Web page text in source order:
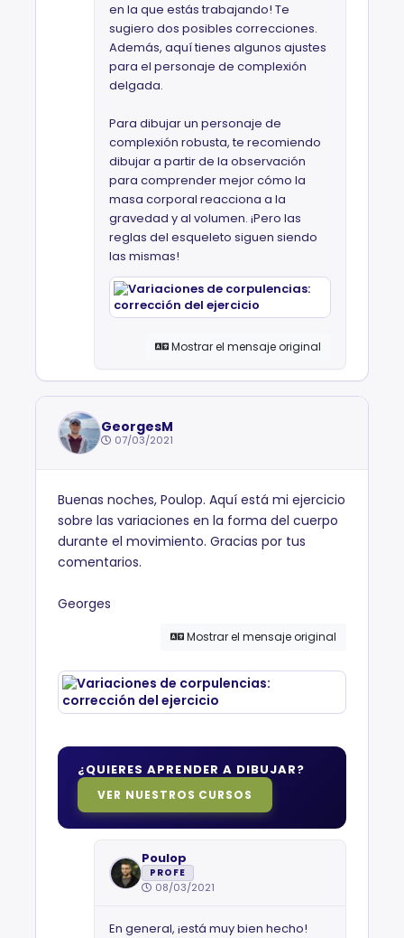
en la que estás trabajando! Te
sugiero dos posibles correcciones.
Además, aquí tienes algunos ajustes
para el personaje de complexión
delgada.
Para dibujar un personaje de
complexión robusta, te recomiendo
dibujar a partir de la observación
para comprender mejor cómo la
masa corporal reacciona a la
gravedad y al volumen. ¡Pero las
reglas del esqueleto siguen siendo
las mismas!
Mostrar el mensaje original
GeorgesM
07/03/2021
Buenas noches, Poulop. Aquí está mi ejercicio
sobre las variaciones en la forma del cuerpo
durante el movimiento. Gracias por tus
comentarios.
Georges
Mostrar el mensaje original
¿QUIERES APRENDER A DIBUJAR?
VER NUESTROS CURSOS
Poulop
PROFE
08/03/2021
En general, ¡está muy bien hecho!